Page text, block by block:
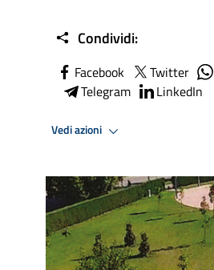
Condividi:
Facebook Twitter
Telegram
LinkedIn
Vedi azioni